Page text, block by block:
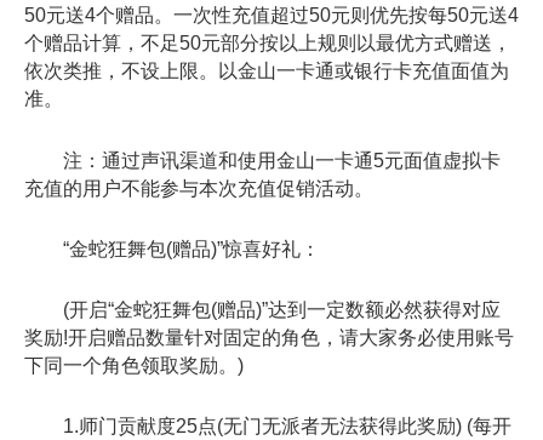
50元送4个赠品。一次性充值超过50元则优先按每50元送4
个赠品计算，不足50元部分按以上规则以最优方式赠送，
依次类推，不设上限。以金山一卡通或银行卡充值面值为
准。
注：通过声讯渠道和使用金山一卡通5元面值虚拟卡
充值的用户不能参与本次充值促销活动。
“金蛇狂舞包(赠品)”惊喜好礼：
(开启“金蛇狂舞包(赠品)”达到一定数额必然获得对应
奖励!开启赠品数量针对固定的角色，请大家务必使用账号
下同一个角色领取奖励。)
1.师门贡献度25点(无门无派者无法获得此奖励) (每开